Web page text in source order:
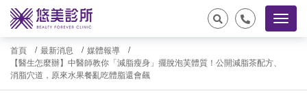
首頁 最新消息
媒體報導
【醫生怎麼辦】中醫師教你「減脂瘦身」擺脫泡芙體質！公開減脂茶配方、
消脂穴道，原來水果餐亂吃體脂還會飆